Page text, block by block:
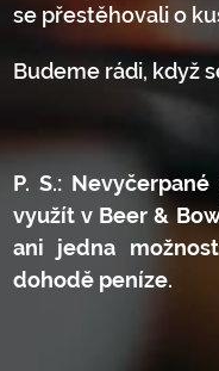
se přestěhovali o
Budeme rádi, když
P. S.:
využít v Beer &
ani jedna
dohodě peníze.